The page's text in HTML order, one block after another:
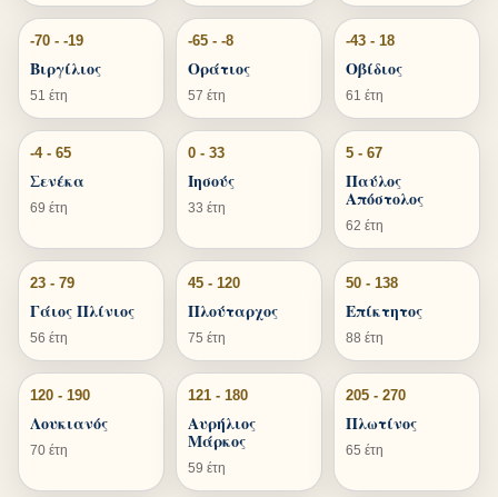
-70 - -19
Βιργίλιος
51 έτη
-65 - -8
Οράτιος
57 έτη
-43 - 18
Οβίδιος
61 έτη
-4 - 65
Σενέκα
69 έτη
0 - 33
Ιησούς
33 έτη
5 - 67
Παύλος
Απόστολος
62 έτη
23 - 79
Γάιος Πλίνιος
56 έτη
45 - 120
Πλούταρχος
75 έτη
50 - 138
Επίκτητος
88 έτη
120 - 190
Λουκιανός
70 έτη
121 - 180
Αυρήλιος
Μάρκος
59 έτη
205 - 270
Πλωτίνος
65 έτη